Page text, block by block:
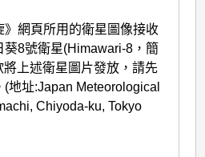
》網頁所用的衛星圖像接收
葵8號衛星(Himawari-8，簡
上述衛星圖片發放，請先
地址:Japan Meteorological
Chiyoda-ku, Tokyo